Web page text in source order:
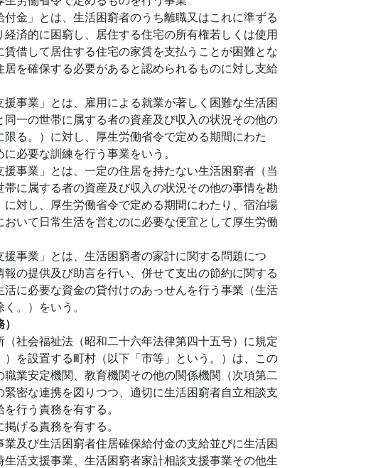
金」とは、生活困窮者のうち離職又はこれに準ずる
済的に困窮し、居住する住宅の所有権若しくは使用
借して居住する住宅の家賃を支払うことが困難とな
を確保する必要があると認められるものに対し支給
事業」とは、雇用による就業が著しく困難な生活困
一の世帯に属する者の資産及び収入の状況その他の
る。）に対し、厚生労働省令で定める期間にわた
必要な訓練を行う事業をいう。
事業」とは、一定の住居を持たない生活困窮者（当
に属する者の資産及び収入の状況その他の事情を勘
対し、厚生労働省令で定める期間にわたり、宿泊場
いて日常生活を営むのに必要な便宜として厚生労働
事業」とは、生活困窮者の家計に関する問題につ
の提供及び助言を行い、併せて支出の節約に関する
に必要な資金の貸付けのあっせんを行う事業（生活
。）をいう。
社会福祉法（昭和二十六年法律第四十五号）に規定
を設置する町村（以下「市等」という。）は、この
業安定機関、教育機関その他の関係機関（次項第二
密な連携を図りつつ、適切に生活困窮者自立相談支
行う責務を有する。
げる責務を有する。
及び生活困窮者住居確保給付金の支給並びに生活困
活支援事業、生活困窮者家計相談支援事業その他生